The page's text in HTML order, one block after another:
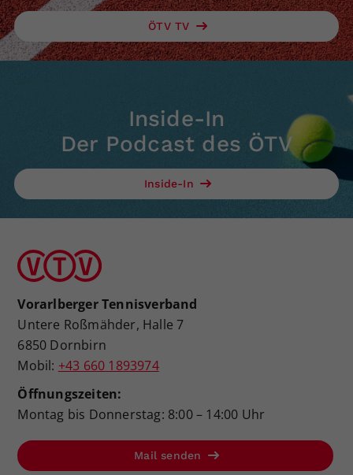
ÖTV TV
Inside-In
Der Podcast des ÖTV
Inside-In
Vorarlberger Tennisverband
Untere Roßmähder, Halle 7
6850 Dornbirn
Mobil: +43 660 1893974
Öffnungszeiten:
Montag bis Donnerstag: 8:00 – 14:00 Uhr
Mail senden